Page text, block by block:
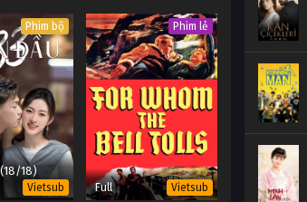
Phim bộ
18)
Vietsub
Phim lẻ
Full Vietsub